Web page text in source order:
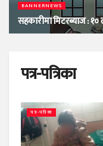
BANNERNEWS
सहकारीमा मिटरब्याज :
पत्र-पत्रिका
पत्र-पत्रिका